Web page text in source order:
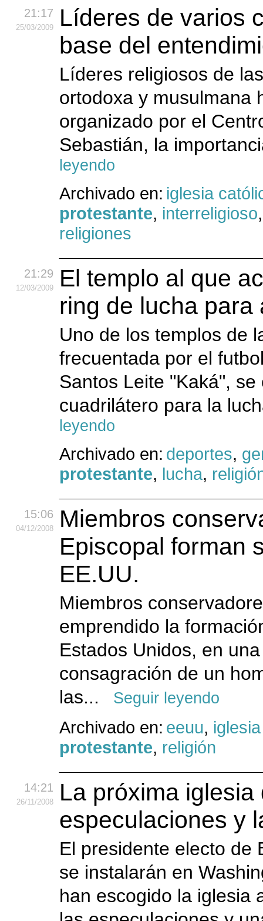
21:17
25/03/2009
Líderes de varios
base del
Líderes religiosos de
ortodoxa y musulmana
organizado por el
Sebastián, la
leyendo
Archivado en: iglesia
protestante, interreligioso
religiones
21:29
12/03/2009
El templo al que
ring de lucha
Uno de los templos de
frecuentada por el
Santos Leite "Kaká",
cuadrilátero para la
leyendo
Archivado en: deportes,
protestante, lucha,
15:06
04/12/2008
Miembros
Episcopal forman
EE.UU.
Miembros
emprendido la
Estados Unidos, en
consagración de un
las...
Seguir leyendo
Archivado en: eeuu,
protestante, religión
14:21
26/11/2008
La próxima
especulaciones y
El presidente electo de
se instalarán en
han escogido la iglesia